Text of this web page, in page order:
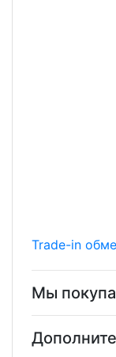
Trade-in
Мы